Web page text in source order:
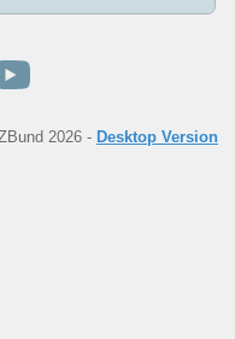
2026 - Desktop Version